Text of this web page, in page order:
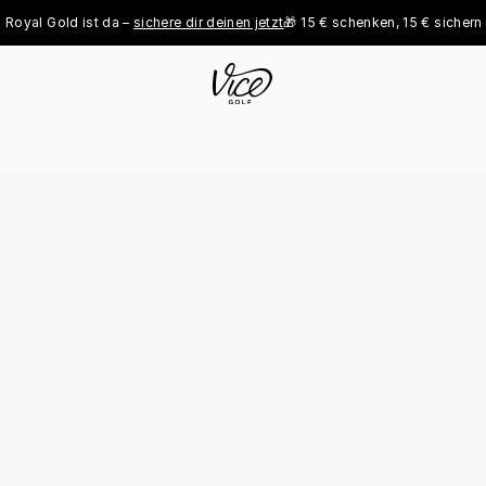
Gold ist da – sichere dir deinen jetzt 🎁 15 € schenken, 15 € sichern -